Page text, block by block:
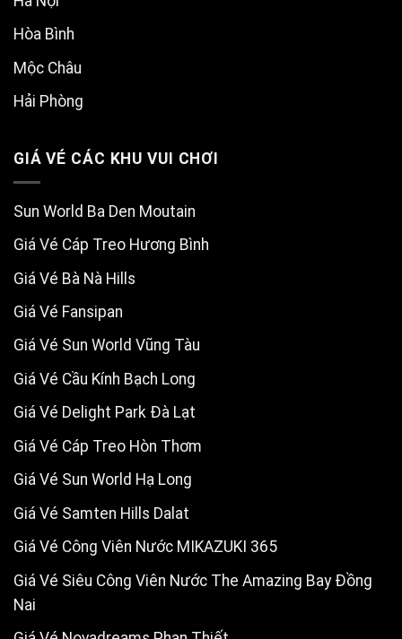
Hòa Bình
Mộc Châu
Hải Phòng
GIÁ VÉ CÁC KHU VUI CHƠI
Sun World Ba Den Moutain
Giá Vé Cáp Treo Hương Bình
Giá Vé Bà Nà Hills
Giá Vé Fansipan
Giá Vé Sun World Vũng Tàu
Giá Vé Cầu Kính Bạch Long
Giá Vé Delight Park Đà Lạt
Giá Vé Cáp Treo Hòn Thơm
Giá Vé Sun World Hạ Long
Giá Vé Samten Hills Dalat
Giá Vé Công Viên Nước MIKAZUKI 365
Giá Vé Siêu Công Viên Nước The Amazing Bay Đồng
Nai